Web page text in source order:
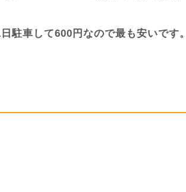
駐車して600円なので最も安いです。